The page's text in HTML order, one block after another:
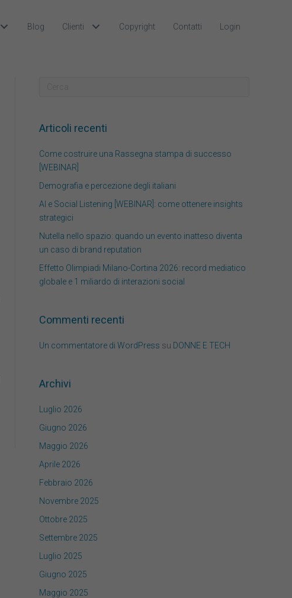
Blog Clienti Copyright Contatti Login
Articoli recenti
Come costruire una Rassegna stampa di successo
[WEBINAR]
Demografia e percezione degli italiani
AI e Social Listening [WEBINAR]: come ottenere insights
strategici
Nutella nello spazio: quando un evento inatteso diventa
un caso di brand reputation
Effetto Olimpiadi Milano-Cortina 2026: record mediatico
globale e 1 miliardo di interazioni social
Commenti recenti
Un commentatore di WordPress su DONNE E TECH
Archivi
Luglio 2026
Giugno 2026
Maggio 2026
Aprile 2026
Febbraio 2026
Novembre 2025
Ottobre 2025
Settembre 2025
Luglio 2025
Giugno 2025
Maggio 2025